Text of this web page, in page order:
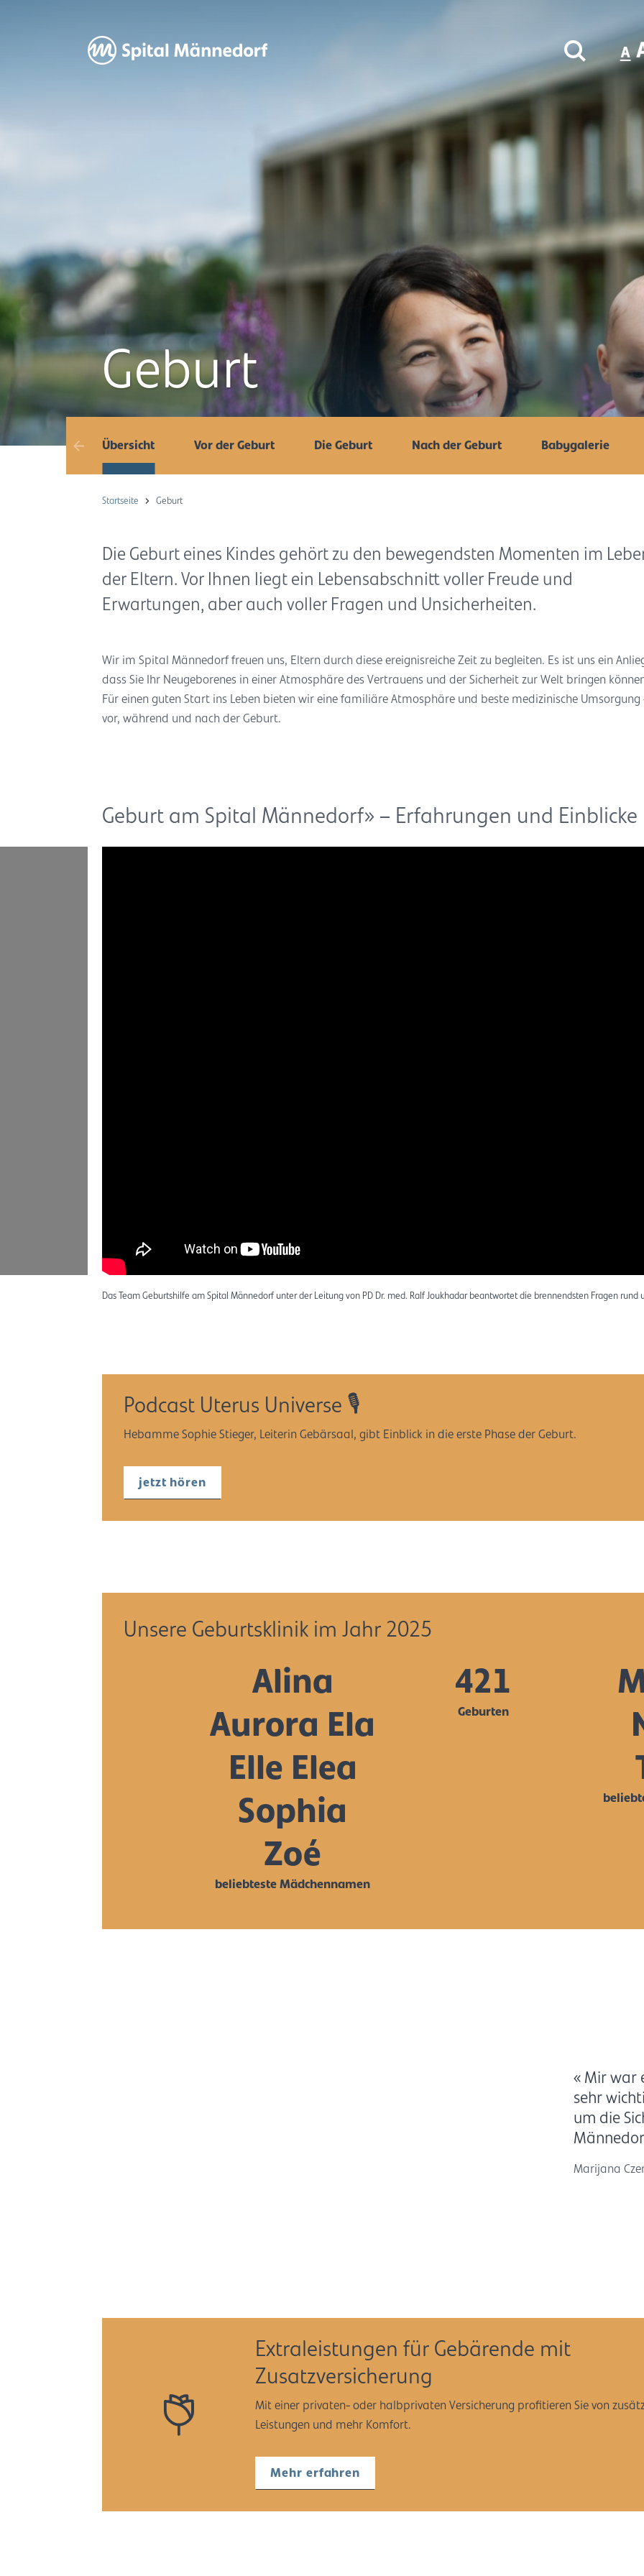
Geburt
Übersicht Vor der Geburt Die Geburt Nach der Geburt Babygalerie
Startseite Geburt
Die Geburt eines Kindes gehört zu den bewegendsten Momenten im
der Eltern. Vor Ihnen liegt ein Lebensabschnitt voller Freude und
Erwartungen, aber auch voller Fragen und Unsicherheiten.
Wir im Spital Männedorf freuen uns, Eltern durch diese ereignisreiche Zeit zu begleiten. Es ist uns ein
dass Sie Ihr Neugeborenes in einer Atmosphäre des Vertrauens und der Sicherheit zur Welt bringen
Für einen guten Start ins Leben bieten wir eine familiäre Atmosphäre und beste medizinische Umsorgung
vor, während und nach der Geburt.
Geburt am Spital Männedorf» – Erfahrungen und Einblicke
Das Team Geburtshilfe am Spital Männedorf unter der Leitung von PD Dr. med. Ralf Joukhadar beantwortet die brennendsten Fragen rund
Podcast Uterus Universe 🎙️
Hebamme Sophie Stieger, Leiterin Gebärsaal, gibt Einblick in die erste Phase der Geburt.
jetzt hören
Unsere Geburtsklinik im Jahr 2025
Alina
Aurora Ela
Elle Elea
Sophia
Zoé
beliebteste Mädchennamen
421
Geburten
« Mir war
sehr
um die
Marijana
Extraleistungen für Gebärende mit
Zusatzversicherung
Mit einer privaten- oder halbprivaten Versicherung profitieren Sie von
Leistungen und mehr Komfort.
Mehr erfahren